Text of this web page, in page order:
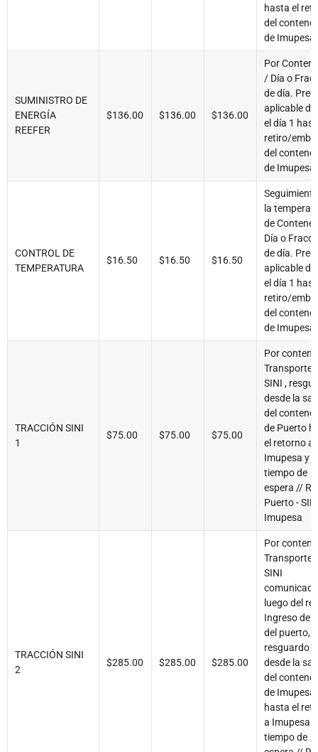
hasta el
del
de Imupesa
SUMINISTRO DE
ENERGÍA
REEFER
$136.00 $136.00 $136.00
Por
/ Día o
de día.
aplicable
el día 1
retiro/
del
de Imupesa
CONTROL DE
TEMPERATURA
$16.50 $16.50 $16.50
la
de
Día o
de día.
aplicable
el día 1
retiro/
del
de Imupesa
TRACCIÓN SINI
1
$75.00 $75.00 $75.00
Por
Transporte
SINI ,
desde la
del
de Puerto
el retorno a
Imupesa y
tiempo de
espera //
Puerto -
Imupesa
TRACCIÓN SINI
2
$285.00 $285.00 $285.00
Por
Transporte
SINI
luego del
Ingreso del
del puerto,
resguardo
desde la
del
de Imupesa
hasta el
a Imupesa y
tiempo de